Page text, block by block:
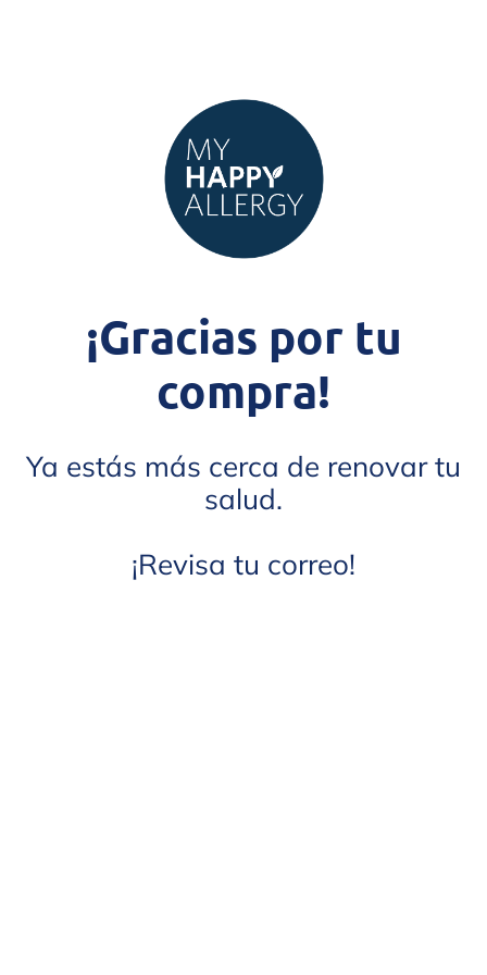
¡Gracias por tu
compra!
Ya estás más cerca de renovar tu
salud.
¡Revisa tu correo!